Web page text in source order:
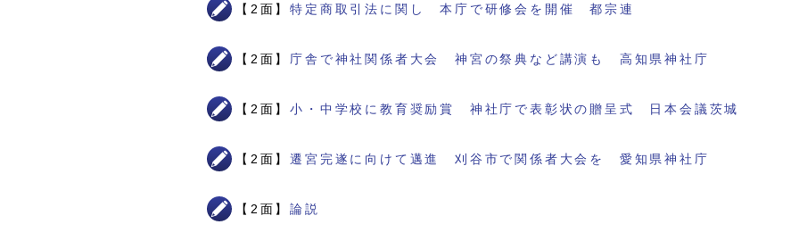
【2面】特定商取引法に関し 本庁で研修会を開催 都宗連
【2面】 庁舎で神社関係者大会 神宮の祭典など講演も 高知県神社庁
【2面】小・中学校に教育奨励賞 神社庁で表彰状の贈呈式 日本会議茨城
【2面】遷宮完遂に向けて邁進 刈谷市で関係者大会を 愛知県神社庁
【2面】論説